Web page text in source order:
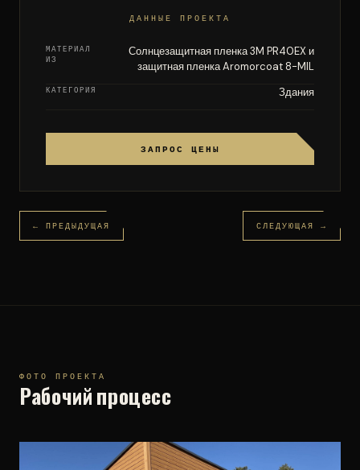
ДАННЫЕ ПРОЕКТА
МАТЕРИАЛ
ИЗ
Солнцезащитная пленка 3M PR40EX и
защитная пленка Aromorcoat 8-MIL
КАТЕГОРИЯ Здания
ЗАПРОС ЦЕНЫ
← ПРЕДЫДУЩАЯ СЛЕДУЮЩАЯ →
ФОТО ПРОЕКТА
Рабочий процесс